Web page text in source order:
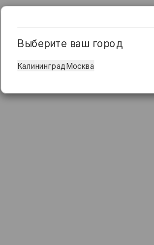
Выберите ваш город
КалининградМосква